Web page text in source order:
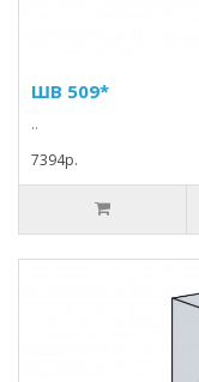
ШВ 509*
..
7394p.